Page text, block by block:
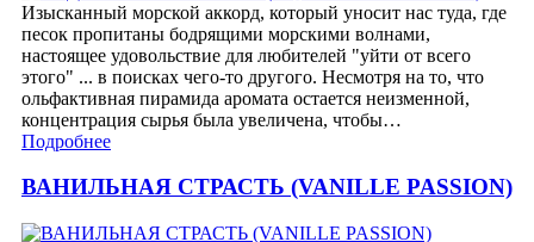
Изысканный морской аккорд, который уносит нас туда, где
песок пропитаны бодрящими морскими волнами,
настоящее удовольствие для любителей "уйти от всего
этого" ... в поисках чего-то другого. Несмотря на то, что
ольфактивная пирамида аромата остается неизменной,
концентрация сырья была увеличена, чтобы…
Подробнее
ВАНИЛЬНАЯ СТРАСТЬ (VANILLE PASSION)